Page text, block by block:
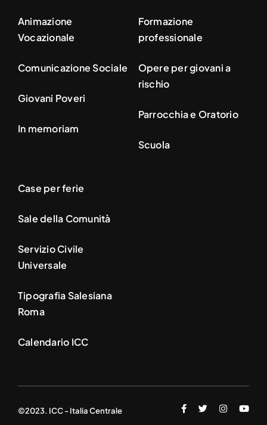
Animazione
Vocazionale
Comunicazione Sociale
Giovani Poveri
In memoriam
Formazione
professionale
Opere per giovani a
rischio
Parrocchia e Oratorio
Scuola
Case per ferie
Sale della Comunità
Servizio Civile
Universale
Tipografia Salesiana
Roma
Calendario ICC
©2023. ICC - Italia Centrale